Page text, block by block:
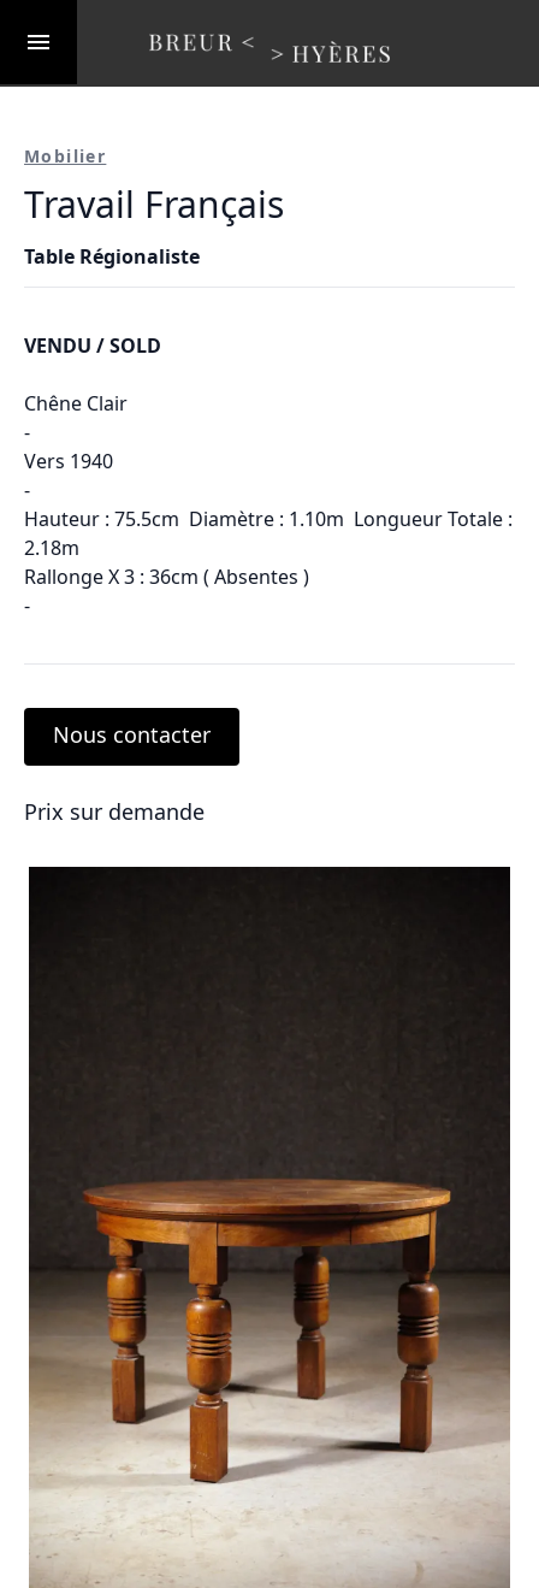
Mobilier
Travail Français
Table Régionaliste
VENDU / SOLD
Chêne Clair
-
Vers 1940
-
Hauteur : 75.5cm Diamètre : 1.10m Longueur Totale :
2.18m
Rallonge X 3 : 36cm ( Absentes )
-
Nous contacter
Prix sur demande